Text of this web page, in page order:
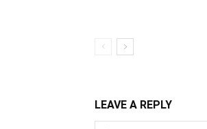
LEAVE A REPLY